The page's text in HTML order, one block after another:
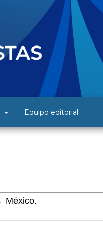
Equipo editorial